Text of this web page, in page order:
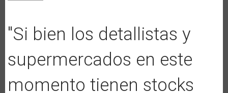
"Si bien los detallistas y
supermercados en este
momento tienen stocks